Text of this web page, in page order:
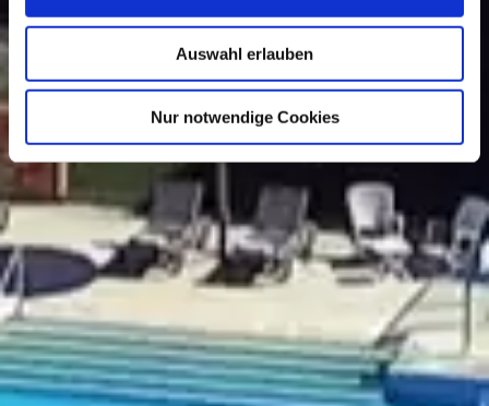
Auswahl erlauben
Nur notwendige Cookies